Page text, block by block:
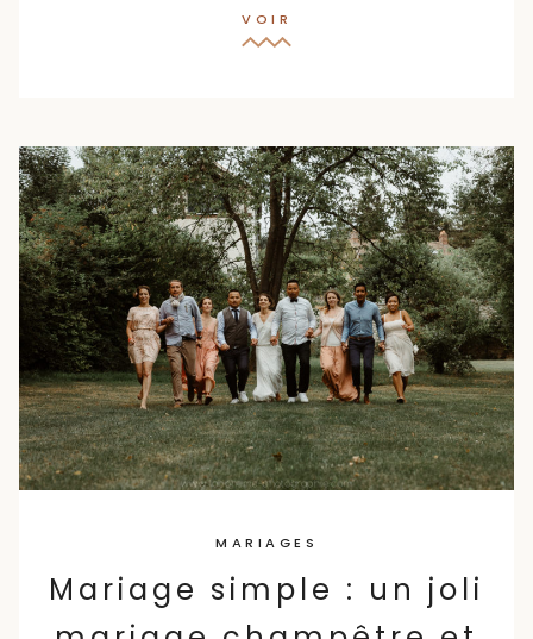
VOIR
MARIAGES
Mariage simple : un joli